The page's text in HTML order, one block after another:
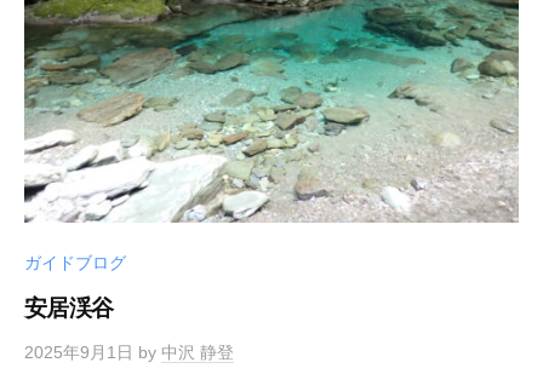
ガイドブログ
安居渓谷
2025年9月1日 by 中沢 静登